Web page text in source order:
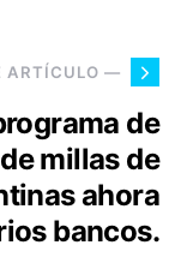
ARTÍCULO —
de
millas de
ahora
bancos.